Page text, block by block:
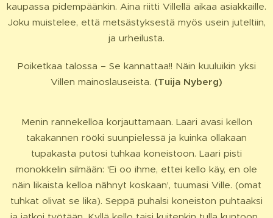
kaupassa pidempäänkin. Aina riitti Villellä aikaa asiakkaille.
Joku muistelee, että metsästyksestä myös usein juteltiin,
ja urheilusta.
Poiketkaa talossa – Se kannattaa!! Näin kuuluikin yksi
Villen mainoslauseista. (Tuija Nyberg)
Menin rannekelloa korjauttamaan. Laari avasi kellon
takakannen rööki suunpielessä ja kuinka ollakaan
tupakasta putosi tuhkaa koneistoon. Laari pisti
monokkelin silmään: 'Ei oo ihme, ettei kello käy, en ole
näin likaista kelloa nähnyt koskaan', tuumasi Ville. (omat
tuhkat olivat se lika). Seppä puhalsi koneiston puhtaaksi